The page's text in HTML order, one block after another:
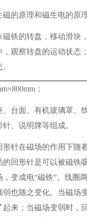
的原理和磁生电的原
铁的转盘，移动滑块
观察转盘的运动状态
×800mm ；
台面、有机玻璃罩、
、说明牌等组成。
针在磁场的作用下随
回形针是可以被磁铁
变成电“磁铁”。线圈
也随之变化。当磁场
来；当磁场变弱时，